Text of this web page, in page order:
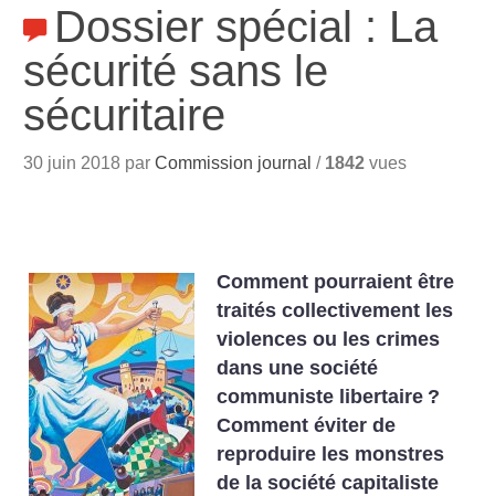
Dossier spécial : La
sécurité sans le
sécuritaire
30 juin 2018 parCommission journal / 1842 vues
Comment pourraient être
traités collectivement les
violences ou les crimes
dans une société
communiste libertaire ?
Comment éviter de
reproduire les monstres
de la société capitaliste